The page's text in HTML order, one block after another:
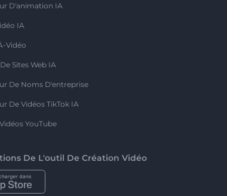
D'animation IA
IA
Vidéo
Sites Web IA
De Noms D'entreprise
De Vidéos TikTok IA
YouTube
De L'outil De Création Vidéo